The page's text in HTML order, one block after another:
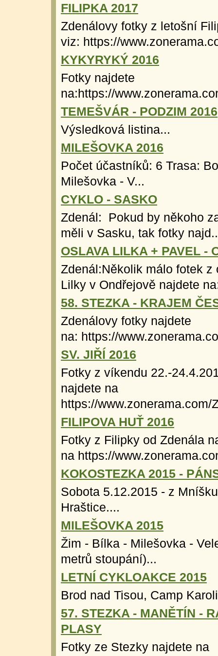
FILIPKA 2017
Zdenálovy fotky z letošní
viz: https://
KYKYRYKÝ 2016
Fotky najdete
na:https://
TEMEŠVÁR - PODZIM 2016
Výsledková listina...
MILEŠOVKA 2016
Počet účastníků: 6 Trasa:
Milešovka - V...
CYKLO - SASKO
Zdenál: Pokud by někoho
měli v Sasku, tak fotky
OSLAVA LILKA + PAVEL -
Zdenál:Několik málo fotek z
Lilky v Ondřejově najdete
58. STEZKA - KRAJEM
Zdenálovy fotky najdete
na: https://
SV. JIŘÍ 2016
Fotky z víkendu 22.-
najdete na
https://www.zonerama.com/
FILIPOVA HUŤ 2016
Fotky z Filipky od Zdenála
na https://
KOKOSTEZKA 2015 -
Sobota 5.12.2015 - z
Hraštice....
MILEŠOVKA 2015
Žim - Bílka - Milešovka -
metrů stoupání)...
LETNÍ CYKLOAKCE 2015
Brod nad Tisou, Camp
57. STEZKA - MANĚTÍN -
PLASY
Fotky ze Stezky najdete na